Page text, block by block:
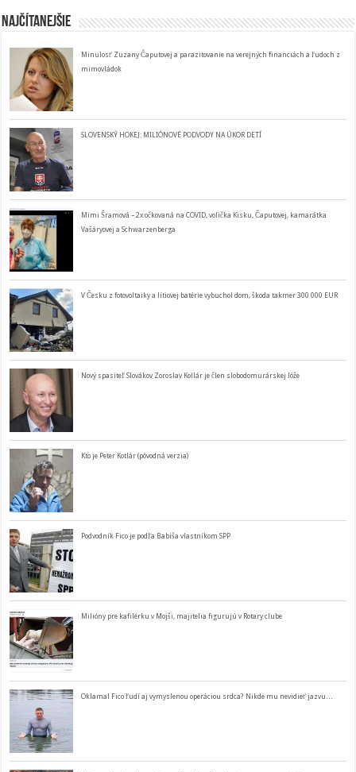
Najčítanejšie
Minulosť Zuzany Čaputovej a parazitovanie na verejných financiách a ľudoch z
mimovládok
SLOVENSKÝ HOKEJ: MILIÓNOVÉ PODVODY NA ÚKOR DETÍ
Mimi Šramová – 2x očkovaná na COVID, volička Kisku, Čaputovej, kamarátka
Vašáryovej a Schwarzenberga
V Česku z fotovoltaiky a lítiovej batérie vybuchol dom, škoda takmer 300 000 EUR
Nový spasiteľ Slovákov Zoroslav Kollár je člen slobodomurárskej lóže
Kto je Peter Kotlár (pôvodná verzia)
Podvodník Fico je podľa Babiša vlastníkom SPP
Milióny pre kafilérku v Mojši, majitelia figurujú v Rotary clube
Oklamal Fico ľudí aj vymyslenou operáciou srdca? Nikde mu nevidieť jazvu…